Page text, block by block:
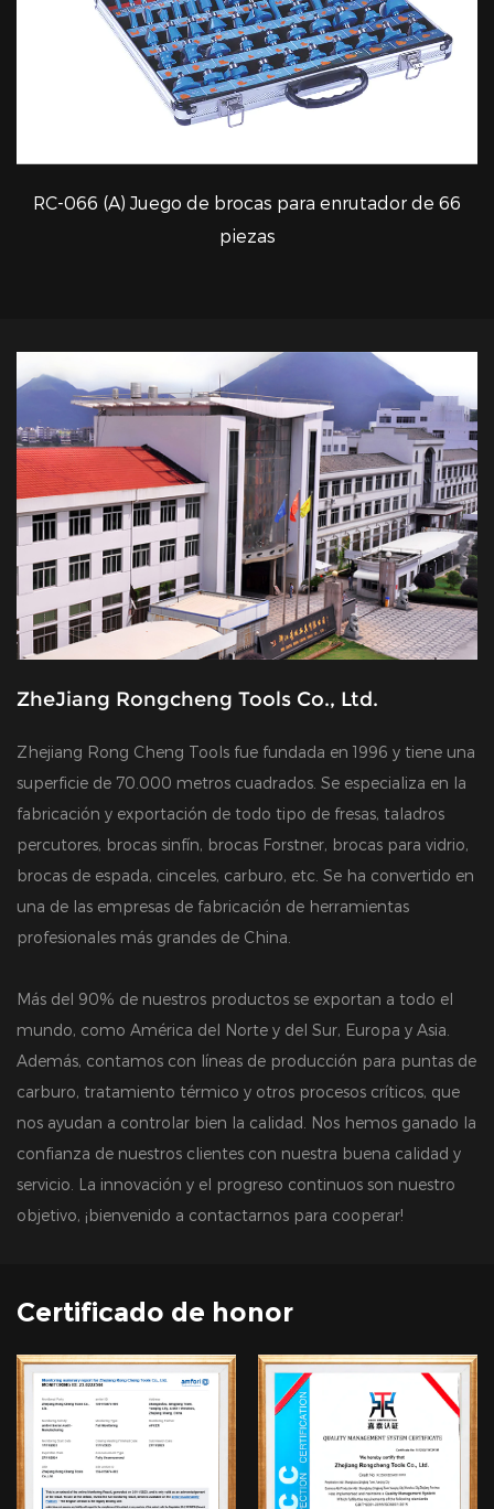
VISTA RÁPIDA
RC-066 (A) Juego de brocas para enrutador de 66
piezas
ZheJiang Rongcheng Tools Co., Ltd.
Zhejiang Rong Cheng Tools fue fundada en 1996 y tiene una
superficie de 70.000 metros cuadrados. Se especializa en la
fabricación y exportación de todo tipo de fresas, taladros
percutores, brocas sinfín, brocas Forstner, brocas para vidrio,
brocas de espada, cinceles, carburo, etc. Se ha convertido en
una de las empresas de fabricación de herramientas
profesionales más grandes de China.
Más del 90% de nuestros productos se exportan a todo el
mundo, como América del Norte y del Sur, Europa y Asia.
Además, contamos con líneas de producción para puntas de
carburo, tratamiento térmico y otros procesos críticos, que
nos ayudan a controlar bien la calidad. Nos hemos ganado la
confianza de nuestros clientes con nuestra buena calidad y
servicio. La innovación y el progreso continuos son nuestro
objetivo, ¡bienvenido a contactarnos para cooperar!
Certificado de honor